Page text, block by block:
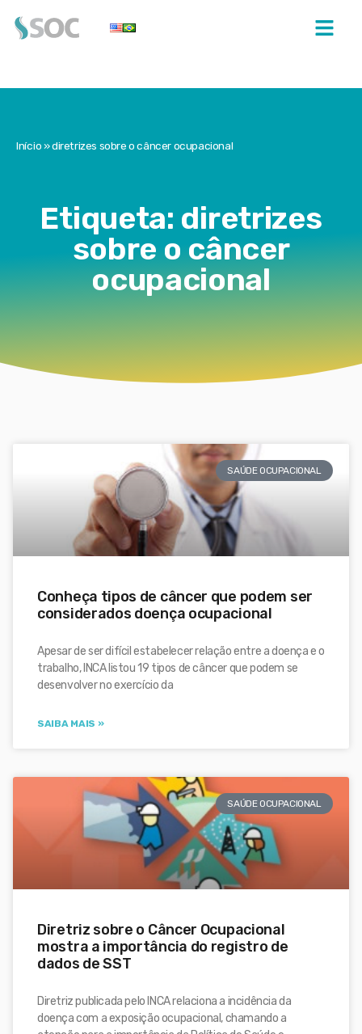
Início»diretrizes sobre o câncer ocupacional
Etiqueta: diretrizes
sobre o câncer
ocupacional
SAÚDE OCUPACIONAL
Conheça tipos de câncer que podem ser
considerados doença ocupacional
Apesar de ser difícil estabelecer relação entre a doença e o
trabalho, INCA listou 19 tipos de câncer que podem se
desenvolver no exercício da
SAIBA MAIS »
SAÚDE OCUPACIONAL
Diretriz sobre o Câncer Ocupacional
mostra a importância do registro de
dados de SST
Diretriz publicada pelo INCA relaciona a incidência da
doença com a exposição ocupacional, chamando a